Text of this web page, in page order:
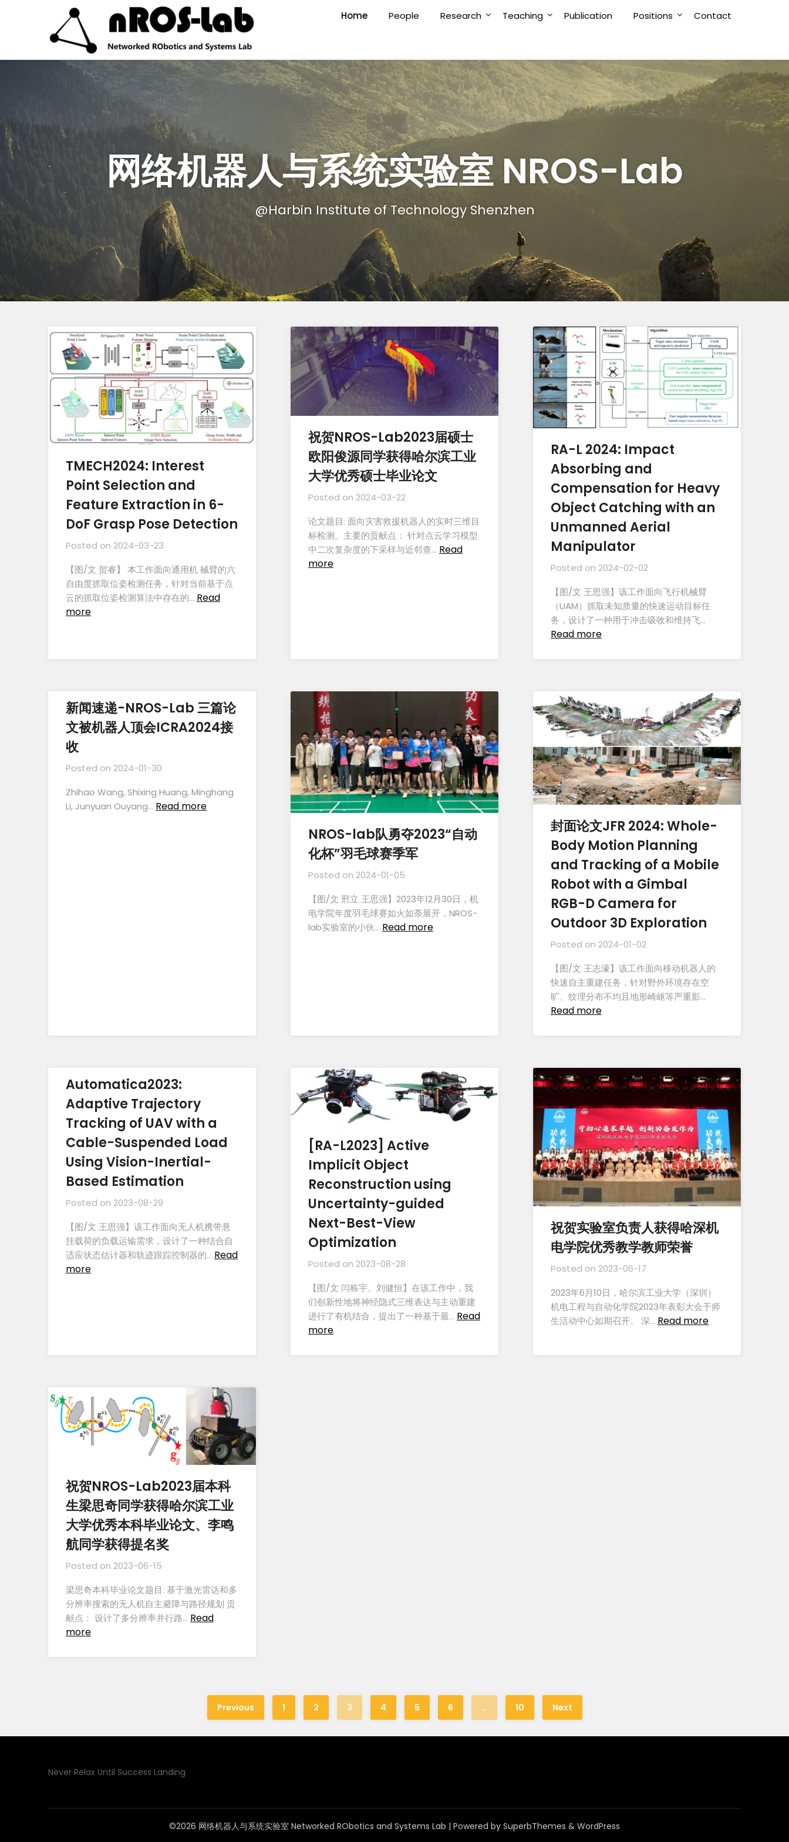
Home People Research Teaching Publication Positions Contact
网络机器人与系统实验室 NROS-Lab
@Harbin Institute of Technology Shenzhen
TMECH2024: Interest
Point Selection and
Feature Extraction in 6-
DoF Grasp Pose Detection
Posted on 2024-03-23
【图/文 贺睿】 本工作面向通用机 械臂的六
自由度抓取位姿检测任务，针对当前基于点
云的抓取位姿检测算法中存在的… Read
more
祝贺NROS-Lab2023届硕士
欧阳俊源同学获得哈尔滨工业
大学优秀硕士毕业论文
Posted on 2024-03-22
论文题目: 面向灾害救援机器人的实时三维目
标检测。主要的贡献点： 针对点云学习模型
中二次复杂度的下采样与近邻查… Read
more
RA-L 2024: Impact
Absorbing and
Compensation for Heavy
Object Catching with an
Unmanned Aerial
Manipulator
Posted on 2024-02-02
【图/文 王思强】该工作面向飞行机械臂
（UAM）抓取未知质量的快速运动目标任
务，设计了一种用于冲击吸收和维持飞…
Read more
新闻速递-NROS-Lab 三篇论
文被机器人顶会ICRA2024接
收
Posted on 2024-01-30
Zhihao Wang, Shixing Huang, Minghang
Li, Junyuan Ouyang… Read more
NROS-lab队勇夺2023“自动
化杯”羽毛球赛季军
Posted on 2024-01-05
【图/文 邢立 王思强】2023年12月30日，机
电学院年度羽毛球赛如火如荼展开，NROS-
lab实验室的小伙… Read more
封面论文JFR 2024: Whole-
Body Motion Planning
and Tracking of a Mobile
Robot with a Gimbal
RGB-D Camera for
Outdoor 3D Exploration
Posted on 2024-01-02
【图/文 王志濠】该工作面向移动机器人的
快速自主重建任务，针对野外环境存在空
旷、纹理分布不均且地形崎岖等严重影…
Read more
Automatica2023:
Adaptive Trajectory
Tracking of UAV with a
Cable-Suspended Load
Using Vision-Inertial-
Based Estimation
Posted on 2023-08-29
【图/文 王思强】该工作面向无人机携带悬
挂载荷的负载运输需求，设计了一种结合自
适应状态估计器和轨迹跟踪控制器的… Read
more
[RA-L2023] Active
Implicit Object
Reconstruction using
Uncertainty-guided
Next-Best-View
Optimization
Posted on 2023-08-28
【图/文 闫栋宇、刘健恒】在该工作中，我
们创新性地将神经隐式三维表达与主动重建
进行了有机结合，提出了一种基于最… Read
more
祝贺实验室负责人获得哈深机
电学院优秀教学教师荣誉
Posted on 2023-06-17
2023年6月10日，哈尔滨工业大学（深圳）
机电工程与自动化学院2023年表彰大会于师
生活动中心如期召开。 深… Read more
祝贺NROS-Lab2023届本科
生梁思奇同学获得哈尔滨工业
大学优秀本科毕业论文、李鸣
航同学获得提名奖
Posted on 2023-06-15
梁思奇本科毕业论文题目: 基于激光雷达和多
分辨率搜索的无人机自主避障与路径规划 贡
献点： 设计了多分辨率并行路… Read
more
Previous 1 2 3 4 5 6 … 10 Next
Never Relax Until Success Landing
©2026 网络机器人与系统实验室 Networked RObotics and Systems Lab | Powered by SuperbThemes & WordPress